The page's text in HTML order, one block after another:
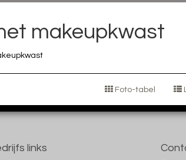
makeupkwast
Foto-tabel
links